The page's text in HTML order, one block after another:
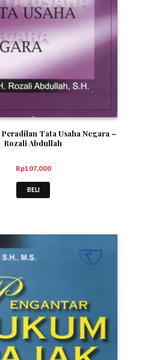
Tata Usaha Negara –
Rozali Abdullah
Rp107,000
BELI